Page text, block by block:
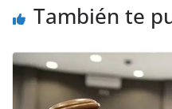
También te